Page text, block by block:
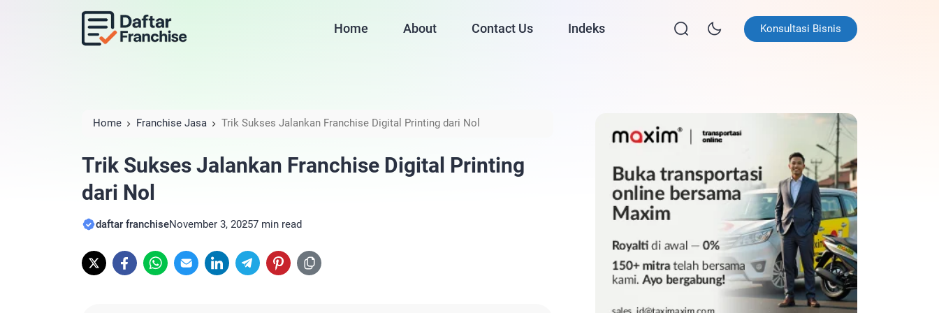
Home About Contact Us Indeks Konsultasi Bisnis
Home Franchise Jasa Trik Sukses Jalankan Franchise Digital Printing dari Nol
Trik Sukses Jalankan Franchise Digital Printing
dari Nol
daftar franchiseNovember 3, 20257 min read